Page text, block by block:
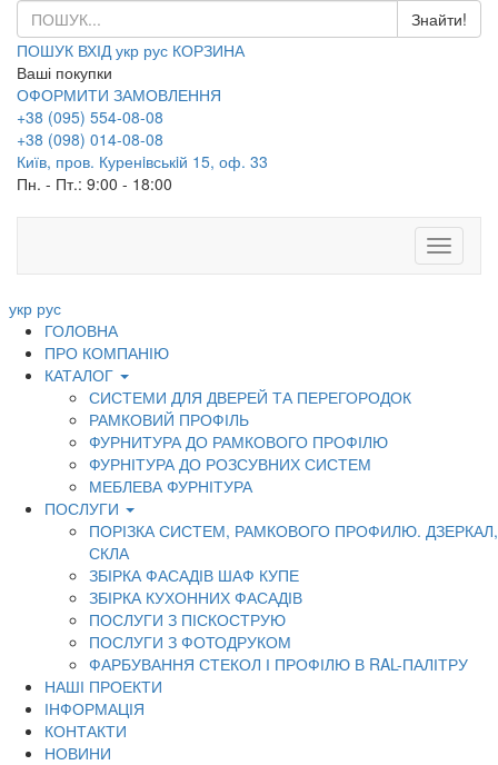
ПОШУК ВХІД укр рус КОРЗИНА
Ваші покупки
ОФОРМИТИ ЗАМОВЛЕННЯ
+38 (095) 554-08-08
+38 (098) 014-08-08
Київ, пров. Куренiвськiй 15, оф. 33
Пн. - Пт.: 9:00 - 18:00
Toggle
укр рус
ГОЛОВНА
ПРО КОМПАНІЮ
КАТАЛОГ
СИСТЕМИ ДЛЯ ДВЕРЕЙ ТА ПЕРЕГОРОДОК
РАМКОВИЙ ПРОФІЛЬ
ФУРНИТУРА ДО РАМКОВОГО ПРОФІЛЮ
ФУРНІТУРА ДО РОЗСУВНИХ СИСТЕМ
МЕБЛЕВА ФУРНІТУРА
ПОСЛУГИ
ПОРІЗКА СИСТЕМ, РАМКОВОГО ПРОФИЛЮ. ДЗЕРКАЛ,
СКЛА
ЗБІРКА ФАСАДІВ ШАФ КУПЕ
ЗБІРКА КУХОННИХ ФАСАДІВ
ПОСЛУГИ З ПІСКОСТРУЮ
ПОСЛУГИ З ФОТОДРУКОМ
ФАРБУВАННЯ СТЕКОЛ І ПРОФІЛЮ В RAL-ПАЛІТРУ
НАШІ ПРОЕКТИ
ІНФОРМАЦІЯ
КОНТАКТИ
НОВИНИ